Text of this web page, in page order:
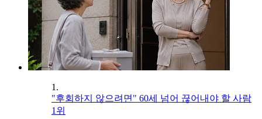
1.
"후회하지 않으려면" 60세 넘어 끊어내야 할 사람
1위